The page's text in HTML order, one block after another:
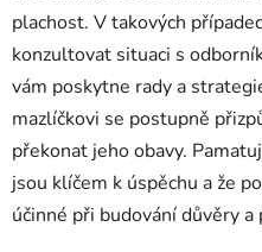
plachost. V takových
konzultovat situaci s
vám poskytne rady a
mazlíčkovi se postupně
překonat jeho obavy.
jsou klíčem k úspěchu a že
účinné při budování důvěry